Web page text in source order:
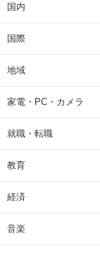
国内
国際
地域
家電・PC・カメラ
就職・転職
教育
経済
音楽